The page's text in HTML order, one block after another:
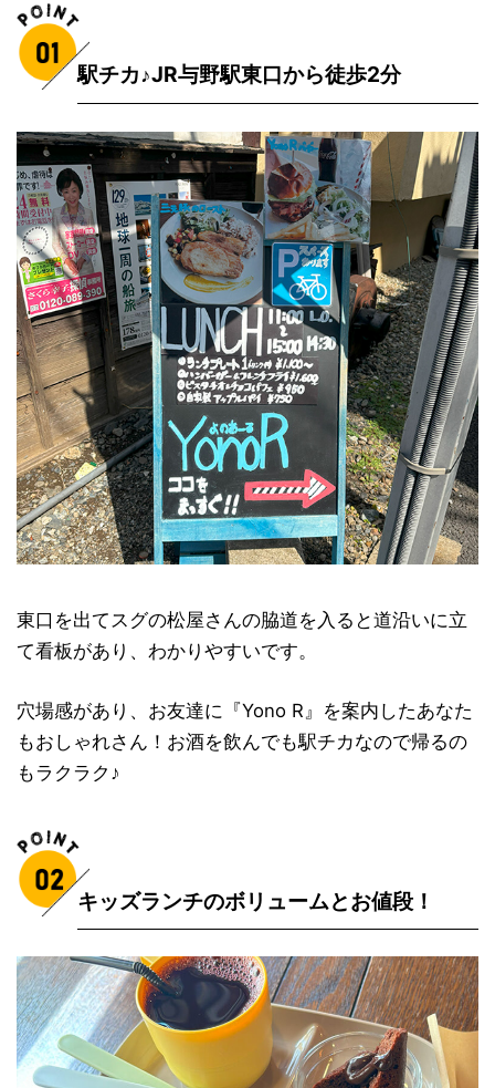
駅チカ♪JR与野駅東口から徒歩2分
東口を出てスグの松屋さんの脇道を入ると道沿いに立
て看板があり、わかりやすいです。
穴場感があり、お友達に『Yono R』を案内したあなた
もおしゃれさん！お酒を飲んでも駅チカなので帰るの
もラクラク♪
キッズランチのボリュームとお値段！